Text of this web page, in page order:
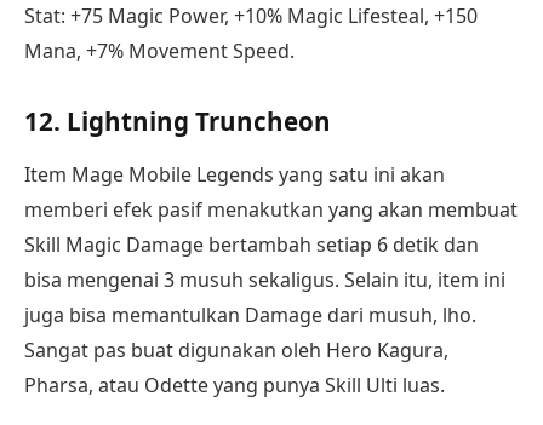
Stat: +75 Magic Power, +10% Magic Lifesteal, +150
Mana, +7% Movement Speed.
12. Lightning Truncheon
Item Mage Mobile Legends yang satu ini akan
memberi efek pasif menakutkan yang akan membuat
Skill Magic Damage bertambah setiap 6 detik dan
bisa mengenai 3 musuh sekaligus. Selain itu, item ini
juga bisa memantulkan Damage dari musuh, lho.
Sangat pas buat digunakan oleh Hero Kagura,
Pharsa, atau Odette yang punya Skill Ulti luas.